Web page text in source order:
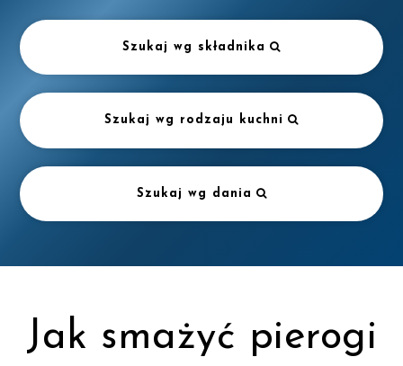
Szukaj wg składnika
Szukaj wg rodzaju kuchni
Szukaj wg dania
Jak smażyć pierogi